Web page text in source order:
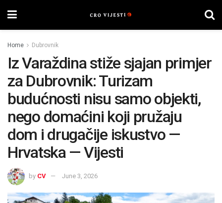
Home Dubrovnik
Iz Varaždina stiže sjajan primjer
za Dubrovnik: Turizam
budućnosti nisu samo objekti,
nego domaćini koji pružaju
dom i drugačije iskustvo —
Hrvatska — Vijesti
by CV June 3, 2026